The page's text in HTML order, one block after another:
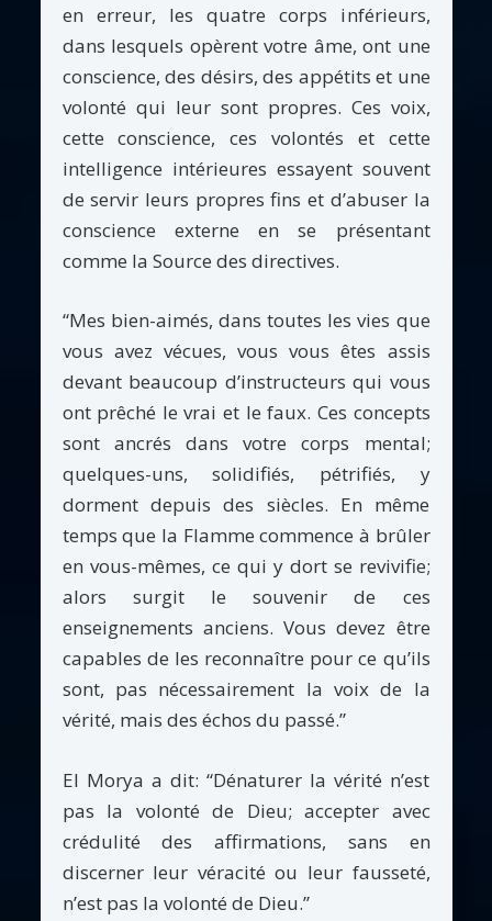
en erreur, les quatre corps inférieurs,
dans lesquels opèrent votre âme, ont une
conscience, des désirs, des appétits et une
volonté qui leur sont propres. Ces voix,
cette conscience, ces volontés et cette
intelligence intérieures essayent souvent
de servir leurs propres fins et d’abuser la
conscience externe en se présentant
comme la Source des directives.
“Mes bien-aimés, dans toutes les vies que
vous avez vécues, vous vous êtes assis
devant beaucoup d’instructeurs qui vous
ont prêché le vrai et le faux. Ces concepts
sont ancrés dans votre corps mental;
quelques-uns, solidifiés, pétrifiés, y
dorment depuis des siècles. En même
temps que la Flamme commence à brûler
en vous-mêmes, ce qui y dort se revivifie;
alors surgit le souvenir de ces
enseignements anciens. Vous devez être
capables de les reconnaître pour ce qu’ils
sont, pas nécessairement la voix de la
vérité, mais des échos du passé.”
El Morya a dit: “Dénaturer la vérité n’est
pas la volonté de Dieu; accepter avec
crédulité des affirmations, sans en
discerner leur véracité ou leur fausseté,
n’est pas la volonté de Dieu.”